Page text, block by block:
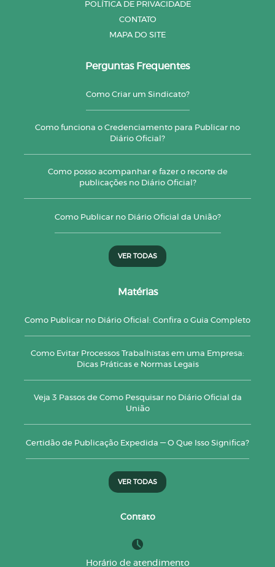
POLÍTICA DE PRIVACIDADE
CONTATO
MAPA DO SITE
Perguntas Frequentes
Como Criar um Sindicato?
Como funciona o Credenciamento para Publicar no
Diário Oficial?
Como posso acompanhar e fazer o recorte de
publicações no Diário Oficial?
Como Publicar no Diário Oficial da União?
VER TODAS
Matérias
Como Publicar no Diário Oficial: Confira o Guia Completo
Como Evitar Processos Trabalhistas em uma Empresa:
Dicas Práticas e Normas Legais
Veja 3 Passos de Como Pesquisar no Diário Oficial da
União
Certidão de Publicação Expedida — O Que Isso Significa?
VER TODAS
Contato
Horário de atendimento